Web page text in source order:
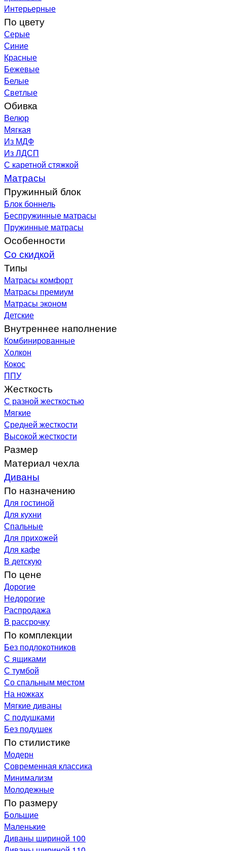
Интерьерные
По цвету
Серые
Синие
Красные
Бежевые
Белые
Светлые
Обивка
Велюр
Мягкая
Из МДФ
Из ЛДСП
С каретной стяжкой
Матрасы
Пружинный блок
Блок боннель
Беспружинные матрасы
Пружинные матрасы
Особенности
Со скидкой
Типы
Матрасы комфорт
Матрасы премиум
Матрасы эконом
Детские
Внутреннее наполнение
Комбинированные
Холкон
Кокос
ППУ
Жесткость
С разной жесткостью
Мягкие
Средней жесткости
Высокой жесткости
Размер
Материал чехла
Диваны
По назначению
Для гостиной
Для кухни
Спальные
Для прихожей
Для кафе
В детскую
По цене
Дорогие
Недорогие
Распродажа
В рассрочку
По комплекции
Без подлокотников
С ящиками
С тумбой
Со спальным местом
На ножках
Мягкие диваны
С подушками
Без подушек
По стилистике
Модерн
Современная классика
Минимализм
Молодежные
По размеру
Большие
Маленькие
Диваны шириной 100